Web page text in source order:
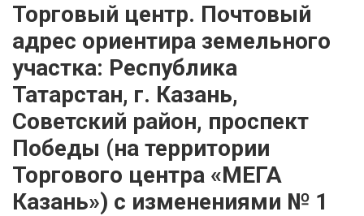
Торговый центр. Почтовый
адрес ориентира земельного
участка: Республика
Татарстан, г. Казань,
Советский район, проспект
Победы (на территории
Торгового центра «МЕГА
Казань») с изменениями № 1